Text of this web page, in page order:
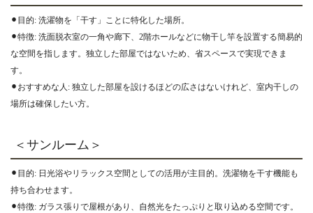
⚫︎目的: 洗濯物を「干す」ことに特化した場所。
⚫︎特徴: 洗面脱衣室の一角や廊下、2階ホールなどに物干し竿を設置する簡易的
な空間を指します。独立した部屋ではないため、省スペースで実現できま
す。
⚫︎おすすめな人: 独立した部屋を設けるほどの広さはないけれど、室内干しの
場所は確保したい方。
＜サンルーム＞
⚫︎目的: 日光浴やリラックス空間としての活用が主目的。洗濯物を干す機能も
持ち合わせます。
⚫︎特徴: ガラス張りで屋根があり、自然光をたっぷりと取り込める空間です。